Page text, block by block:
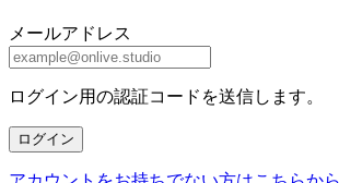
メールアドレス
ログイン用の認証コードを送信します。
ログイン